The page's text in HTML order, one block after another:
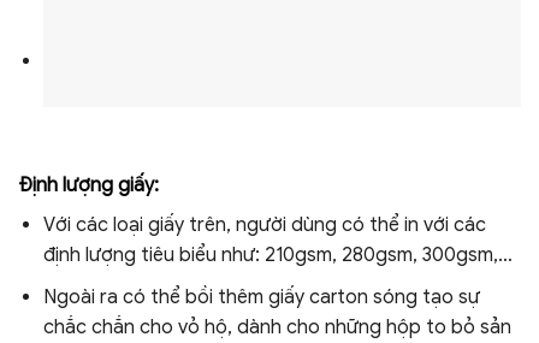
Định lượng giấy:
Với các loại giấy trên, người dùng có thể in với các
định lượng tiêu biểu như: 210gsm, 280gsm, 300gsm,…
Ngoài ra có thể bồi thêm giấy carton sóng tạo sự
chắc chắn cho vỏ hộ, dành cho những hộp to bỏ sản